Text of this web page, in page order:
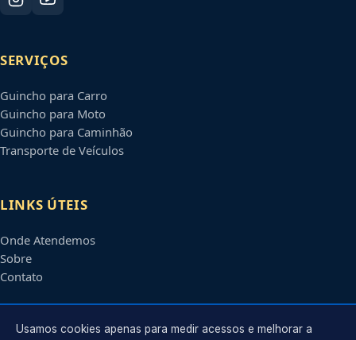
SERVIÇOS
Guincho para Carro
Guincho para Moto
Guincho para Caminhão
Transporte de Veículos
LINKS ÚTEIS
Onde Atendemos
Sobre
Contato
CONTATO
Usamos cookies apenas para medir acessos e melhorar a